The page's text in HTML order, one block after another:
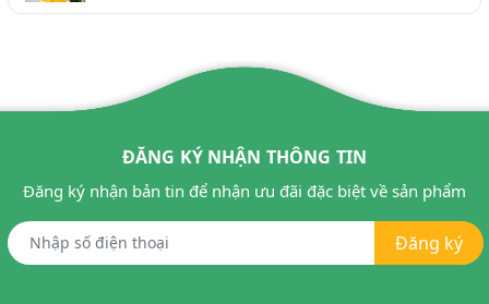
ĐĂNG KÝ NHẬN THÔNG TIN
Đăng ký nhận bản tin để nhận ưu đãi đặc biệt về sản phẩm
Đăng ký